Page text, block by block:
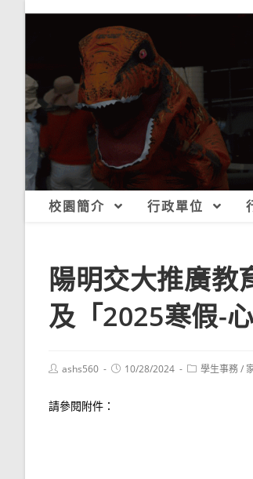
校園簡介 行政單位
陽明交大推廣教
及「2025寒假-
Postashs560
Post10/28/2024
Post學生事務/
請參閱附件：